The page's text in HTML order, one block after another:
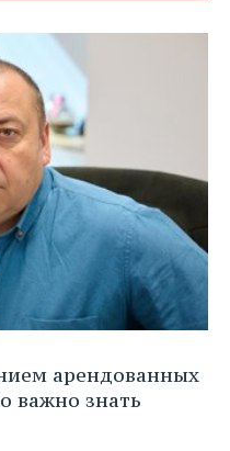
арендованных
важно знать